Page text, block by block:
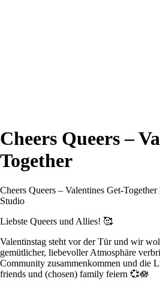
Cheers Queers –
Together
Cheers Queers – Valentines Get-
Studio
Liebste Queers und Allies! 🥰
Valentinstag steht vor der Tür und wir
gemütlicher, liebevoller Atmosphäre
Community zusammenkommen und die
friends und (chosen) family feiern 💞🪷